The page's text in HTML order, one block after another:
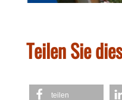
Teilen Sie
teilen